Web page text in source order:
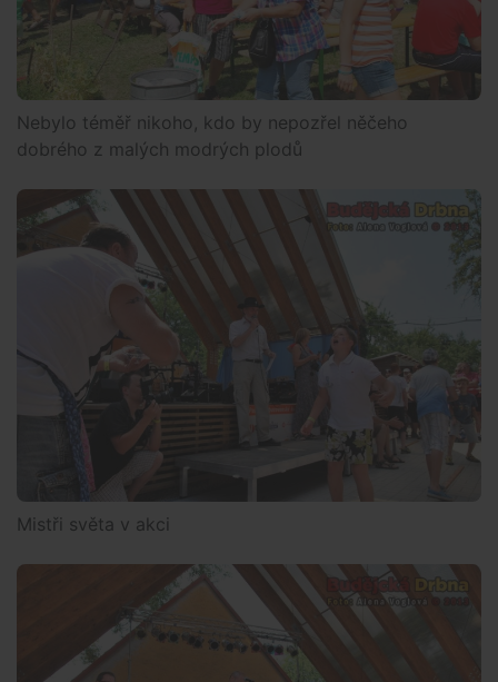
Nebylo téměř nikoho, kdo by nepozřel něčeho
dobrého z malých modrých plodů
Mistři světa v akci